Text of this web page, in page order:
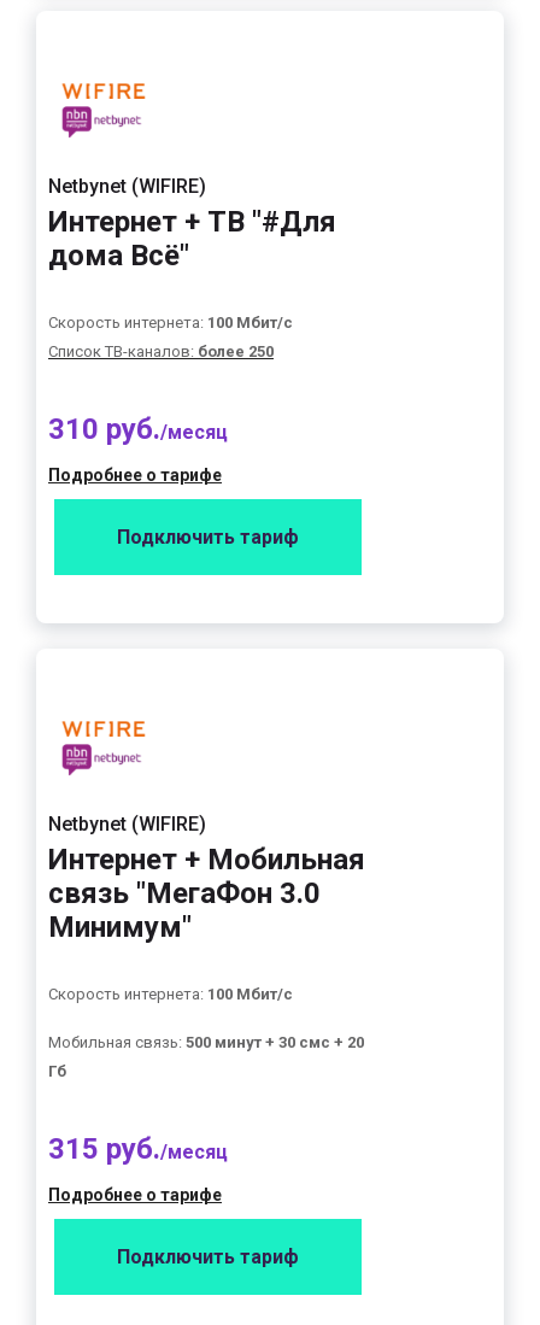
Netbynet (WIFIRE)
Интернет + ТВ "#Для
дома Всё"
Скорость интернета: 100 Мбит/с
Список ТВ-каналов: более 250
310 руб./месяц
Подробнее о тарифе
Подключить тариф
Netbynet (WIFIRE)
Интернет + Мобильная
связь "МегаФон 3.0
Минимум"
Скорость интернета: 100 Мбит/с
Мобильная связь: 500 минут + 30 смс + 20
Гб
315 руб./месяц
Подробнее о тарифе
Подключить тариф